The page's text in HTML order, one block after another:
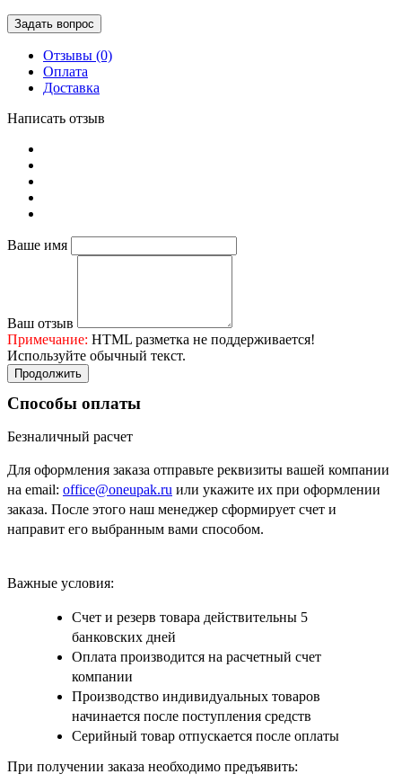
Задать вопрос
Отзывы (0)
Оплата
Доставка
Написать отзыв
Ваше имя
Ваш отзыв
Примечание: HTML разметка не поддерживается!
Используйте обычный текст.
Продолжить
Способы оплаты
Безналичный расчет
Для оформления заказа отправьте реквизиты вашей компании
на email: office@oneupak.ru или укажите их при оформлении
заказа. После этого наш менеджер сформирует счет и
направит его выбранным вами способом.
Важные условия:
Счет и резерв товара действительны 5
банковских дней
Оплата производится на расчетный счет
компании
Производство индивидуальных товаров
начинается после поступления средств
Серийный товар отпускается после оплаты
При получении заказа необходимо предъявить: